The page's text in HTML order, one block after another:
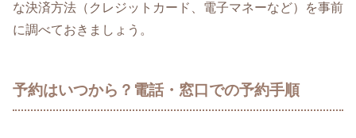
な決済方法（クレジットカード、電子マネーなど）を事前
に調べておきましょう。
予約はいつから？電話・窓口での予約手順